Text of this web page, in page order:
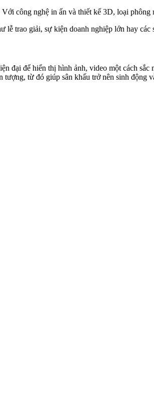
công nghệ in ấn và thiết kế 3D, loại
trao giải, sự kiện doanh nghiệp lớn hay các
đại để hiển thị hình ảnh, video một cách
từ đó giúp sân khấu trở nên sinh động